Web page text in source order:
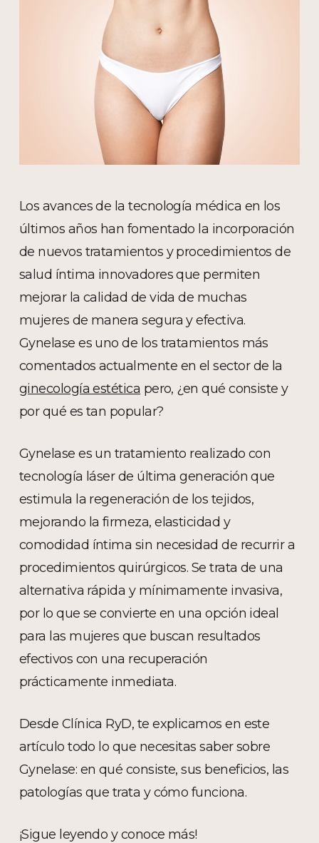
Los avances de la tecnología médica en los
últimos años han fomentado la incorporación
de nuevos tratamientos y procedimientos de
salud íntima innovadores que permiten
mejorar la calidad de vida de muchas
mujeres de manera segura y efectiva.
Gynelase es uno de los tratamientos más
comentados actualmente en el sector de la
ginecología estética pero, ¿en qué consiste y
por qué es tan popular?
Gynelase es un tratamiento realizado con
tecnología láser de última generación que
estimula la regeneración de los tejidos,
mejorando la firmeza, elasticidad y
comodidad íntima sin necesidad de recurrir a
procedimientos quirúrgicos. Se trata de una
alternativa rápida y mínimamente invasiva,
por lo que se convierte en una opción ideal
para las mujeres que buscan resultados
efectivos con una recuperación
prácticamente inmediata.
Desde Clínica RyD, te explicamos en este
artículo todo lo que necesitas saber sobre
Gynelase: en qué consiste, sus beneficios, las
patologías que trata y cómo funciona.
¡Sigue leyendo y conoce más!